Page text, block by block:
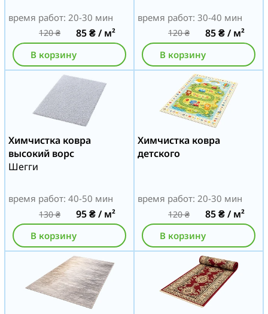
время работ: 20-30 мин
120₴ 85₴/ м²
В корзину
время работ: 30-40 мин
120₴ 85₴/ м²
В корзину
Химчистка ковра
высокий ворс
Шегги
время работ: 40-50 мин
130₴ 95₴/ м²
В корзину
Химчистка ковра
детского
время работ: 20-30 мин
120₴ 85₴/ м²
В корзину